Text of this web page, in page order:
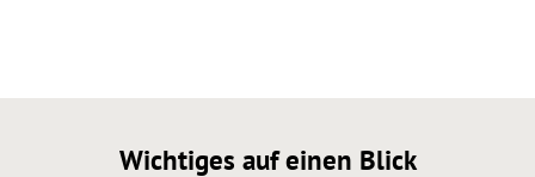
Wichtiges auf einen Blick